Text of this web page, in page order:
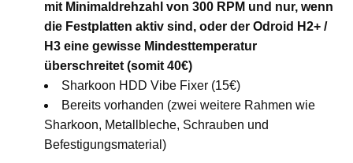
mit Minimaldrehzahl von 300 RPM und nur, wenn
die Festplatten aktiv sind, oder der Odroid H2+ /
H3 eine gewisse Mindesttemperatur
überschreitet (somit 40€)
Sharkoon HDD Vibe Fixer (15€)
Bereits vorhanden (zwei weitere Rahmen wie
Sharkoon, Metallbleche, Schrauben und
Befestigungsmaterial)